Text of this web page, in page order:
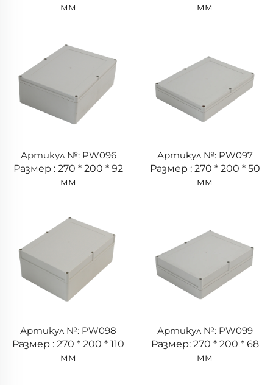
мм
мм
Артикул №: PW096
Размер : 270 * 200 * 92
мм
Артикул №: PW097
Размер : 270 * 200 * 50
мм
Артикул №: PW098
Размер : 270 * 200 * 110
мм
Артикул №: PW099
Размер: 270 * 200 * 68
мм